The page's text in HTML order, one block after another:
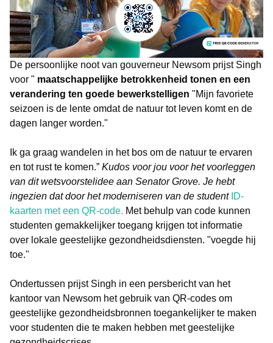
De persoonlijke noot van gouverneur Newsom prijst Singh
voor " maatschappelijke betrokkenheid tonen en een
verandering ten goede bewerkstelligen "Mijn favoriete
seizoen is de lente omdat de natuur tot leven komt en de
dagen langer worden."
Ik ga graag wandelen in het bos om de natuur te ervaren
en tot rust te komen.” Kudos voor jou voor het voorleggen
van dit wetsvoorstelidee aan Senator Grove. Je hebt
ingezien dat door het moderniseren van de student ID-
kaarten met een QR-code. Met behulp van code kunnen
studenten gemakkelijker toegang krijgen tot informatie
over lokale geestelijke gezondheidsdiensten. "voegde hij
toe."
Ondertussen prijst Singh in een persbericht van het
kantoor van Newsom het gebruik van QR-codes om
geestelijke gezondheidsbronnen toegankelijker te maken
voor studenten die te maken hebben met geestelijke